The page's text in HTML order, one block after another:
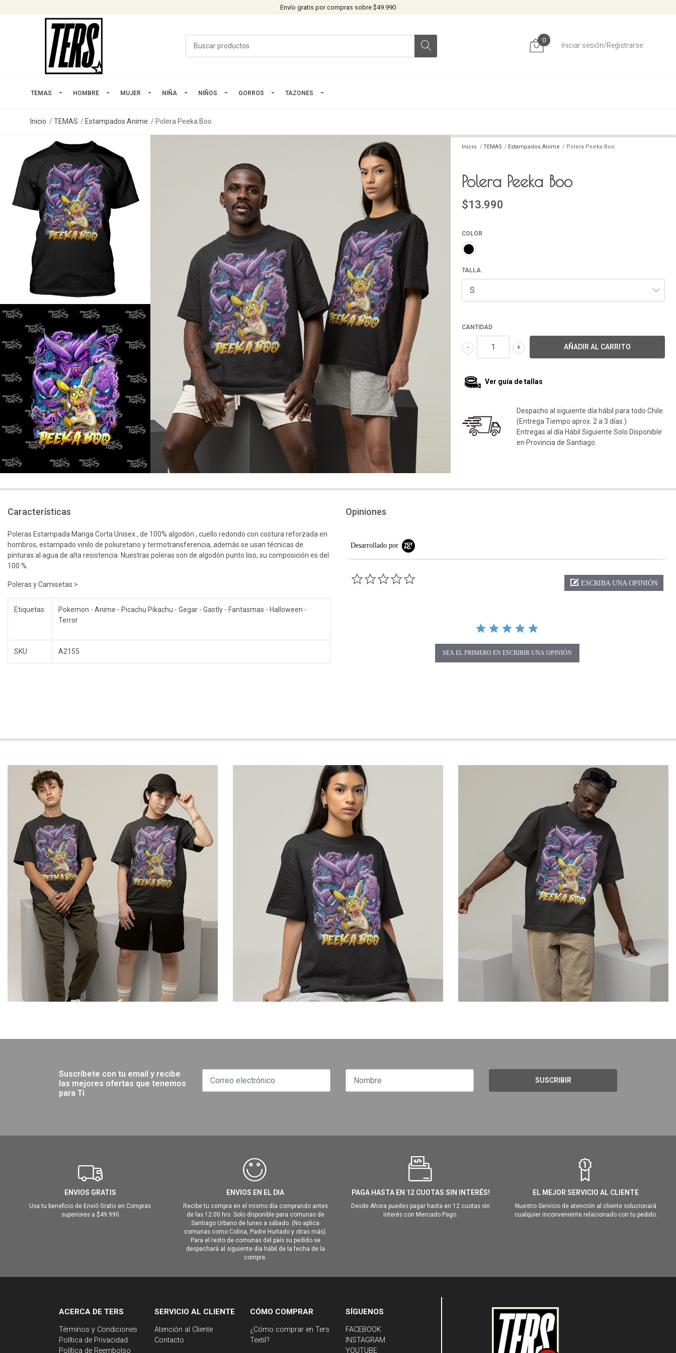
Envío gratis por compras sobre $49.990
0
Iniciar sesión/Registrarse
TEMAS HOMBRE MUJER NIÑA NIÑOS GORROS TAZONES
Inicio TEMAS Estampados Anime Polera Peeka Boo
Inicio TEMAS Estampados Anime Polera Peeka Boo
Polera Peeka Boo
$13.990
COLOR
TALLA
CANTIDAD
+
-
Ver guía de tallas
Despacho al siguiente día hábil para todo Chile.
(Entrega Tiempo aprox. 2 a 3 días.)
Entregas al día Hábil Siguiente Solo Disponible
en Provincia de Santiago.
Características
Poleras Estampada Manga Corta Unisex , de 100% algodón , cuello redondo con costura reforzada en
hombros, estampado vinilo de poliuretano y termotransferencia, además se usan técnicas de
pinturas al agua de alta resistencia. Nuestras poleras son de algodón punto liso, su composición es del
100 %.
Poleras y Camisetas >
Etiquetas:
Pokemon - Anime - Picachu Pikachu - Gegar - Gastly - Fantasmas - Halloween -
Terror
SKU A2155
Opiniones
Desarrollado por
ESCRIBA UNA OPINIÓN
SEA EL PRIMERO EN ESCRIBIR UNA OPINIÓN
Suscríbete con tu email y recibe
las mejores ofertas que tenemos
para Ti
SUSCRIBIR
ENVIOS GRATIS
Usa tu beneficio de Envió Gratis en Compras
superiores a $49.990
ENVIOS EN EL DIA
Recibe tu compra en el mismo día comprando antes
de las 12:00 hrs. Solo disponible para comunas de
Santiago Urbano de lunes a sábado. (No aplica
comunas como Colina, Padre Hurtado y otras más).
Para el resto de comunas del país su pedido se
despachará al siguiente día hábil de la fecha de la
compra.
PAGA HASTA EN 12 CUOTAS SIN INTERÉS!
Desde Ahora puedes pagar hasta en 12 cuotas sin
interés con Mercado Pago.
EL MEJOR SERVICIO AL CLIENTE
Nuestro Servicio de atención al cliente solucionará
cualquier inconveniente relacionado con tu pedido.
ACERCA DE TERS
Términos y Condiciones
Política de Privacidad
Política de Reembolso
SERVICIO AL CLIENTE
Atención al Cliente
Contacto
CÓMO COMPRAR
¿Cómo comprar en Ters
Textil?
SÍGUENOS
FACEBOOK
INSTAGRAM
YOUTUBE